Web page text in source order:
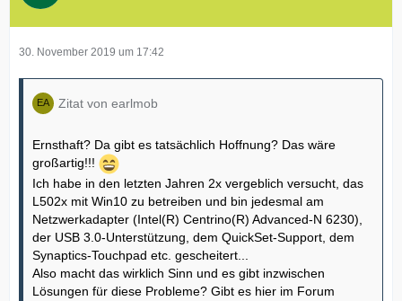
30. November 2019 um 17:42
Zitat von earlmob
Ernsthaft? Da gibt es tatsächlich Hoffnung? Das wäre
großartig!!!
Ich habe in den letzten Jahren 2x vergeblich versucht, das
L502x mit Win10 zu betreiben und bin jedesmal am
Netzwerkadapter (Intel(R) Centrino(R) Advanced-N 6230),
der USB 3.0-Unterstützung, dem QuickSet-Support, dem
Synaptics-Touchpad etc. gescheitert...
Also macht das wirklich Sinn und es gibt inzwischen
Lösungen für diese Probleme? Gibt es hier im Forum